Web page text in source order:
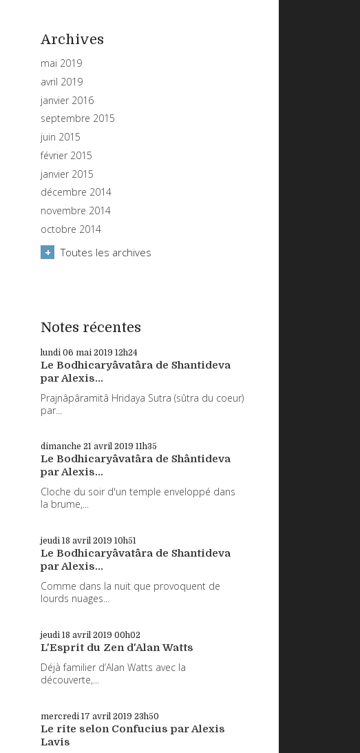
Archives
mai 2019
avril 2019
janvier 2016
septembre 2015
juin 2015
février 2015
janvier 2015
décembre 2014
novembre 2014
octobre 2014
Toutes les archives
Notes récentes
lundi 06 mai 2019 12h24
Le Bodhicaryâvatâra de Shantideva
par Alexis...
Prajnâpâramitâ Hridaya Sutra (sûtra du coeur)
par...
dimanche 21 avril 2019 11h35
Le Bodhicaryâvatâra de Shântideva
par Alexis...
Cloche du soir d'un temple enveloppé dans
la brume,...
jeudi 18 avril 2019 10h51
Le Bodhicaryâvatâra de Shantideva
par Alexis...
Comme dans la nuit que provoquent de
lourds nuages...
jeudi 18 avril 2019 00h02
L'Esprit du Zen d'Alan Watts
Déjà familier d’Alan Watts avec la
découverte,...
mercredi 17 avril 2019 23h50
Le rite selon Confucius par Alexis
Lavis